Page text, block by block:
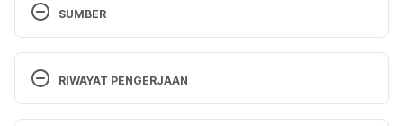
SUMBER
Practising pilates
https://www.bhf.org.uk/informationsupport/heart-
matters-magazine/activity/pilates
RIWAYAT PENGERJAAN